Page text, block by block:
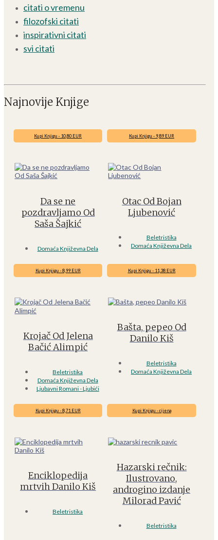
citati o vremenu
filozofski citati
inspirativni citati
svi citati
Najnovije Knjige
Kupi Knjigu - 10,80 EUR
Da se ne
pozdravljamo Od
Saša Šajkić
Domaća Književna Dela
Kupi Knjigu - 9,89 EUR
Otac Od Bojan
Ljubenović
Beletristika
Domaća Književna Dela
Kupi Knjigu - 8,99 EUR
Krojač Od Jelena
Bačić Alimpić
Beletristika
Domaća Književna Dela
Ljubavni Romani - Ljubići
Kupi Knjigu - 11,38 EUR
Bašta, pepeo Od
Danilo Kiš
Beletristika
Domaća Književna Dela
Kupi Knjigu - 8,71 EUR
Enciklopedija
mrtvih Danilo Kiš
Beletristika
Kupi Knjigu - cijena
Hazarski rečnik:
Ilustrovano,
androgino izdanje
Milorad Pavić
Beletristika